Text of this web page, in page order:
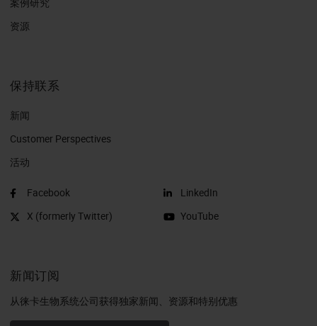
资源
保持联系
新闻
Customer Perspectives​
活动
Facebook
X (formerly Twitter)
LinkedIn
YouTube
新闻订阅
从徕卡生物系统公司获得独家新闻、资源和特别优惠